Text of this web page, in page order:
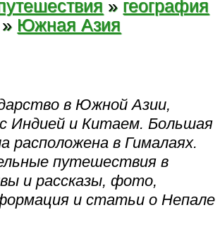
» география
» Южная Азия
в Южной Азии,
Индией и Китаем. Большая
расположена в Гималаях.
путешествия в
и рассказы, фото,
и статьи о Непале